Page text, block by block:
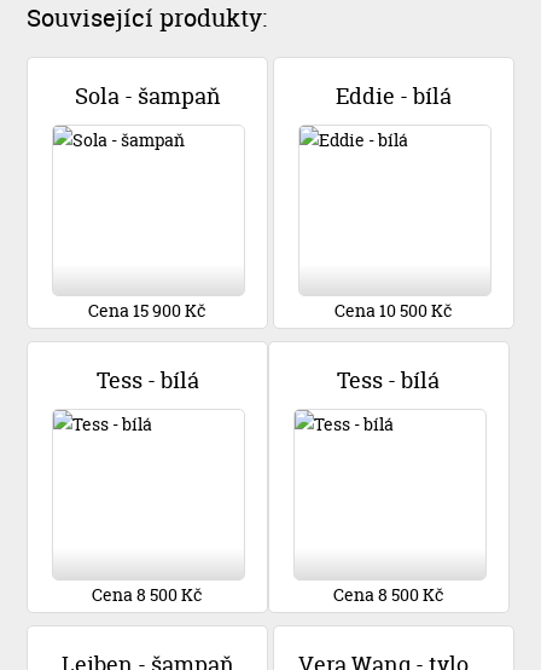
Související produkty:
Sola - šampaň
Cena 15 900 Kč
Eddie - bílá
Cena 10 500 Kč
Tess - bílá
Cena 8 500 Kč
Tess - bílá
Cena 8 500 Kč